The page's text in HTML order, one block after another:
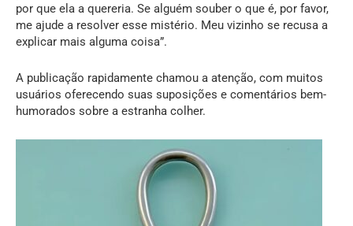
por que ela a quereria. Se alguém souber o que é, por favor,
me ajude a resolver esse mistério. Meu vizinho se recusa a
explicar mais alguma coisa”.
A publicação rapidamente chamou a atenção, com muitos
usuários oferecendo suas suposições e comentários bem-
humorados sobre a estranha colher.